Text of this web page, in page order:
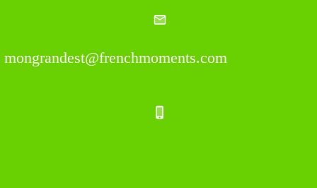
mongrandest@frenchmoments.com